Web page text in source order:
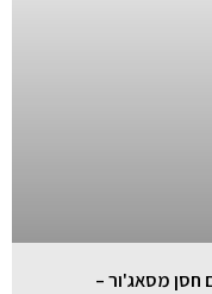
חסן מסאג'ור –